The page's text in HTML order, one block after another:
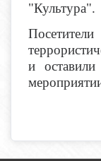
"Культура".
и